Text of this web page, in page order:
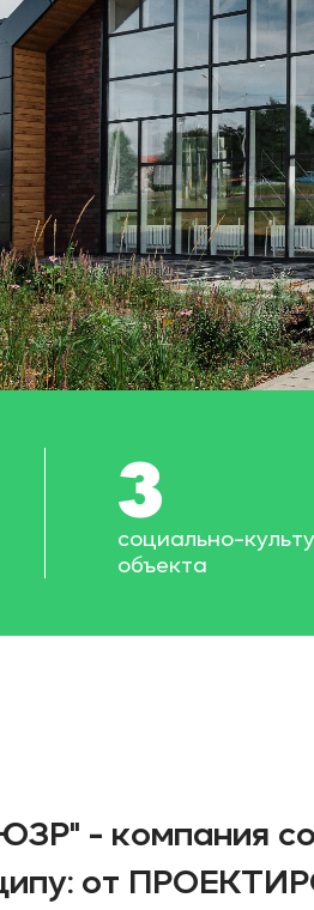
3
социально-
объекта
- компания
от